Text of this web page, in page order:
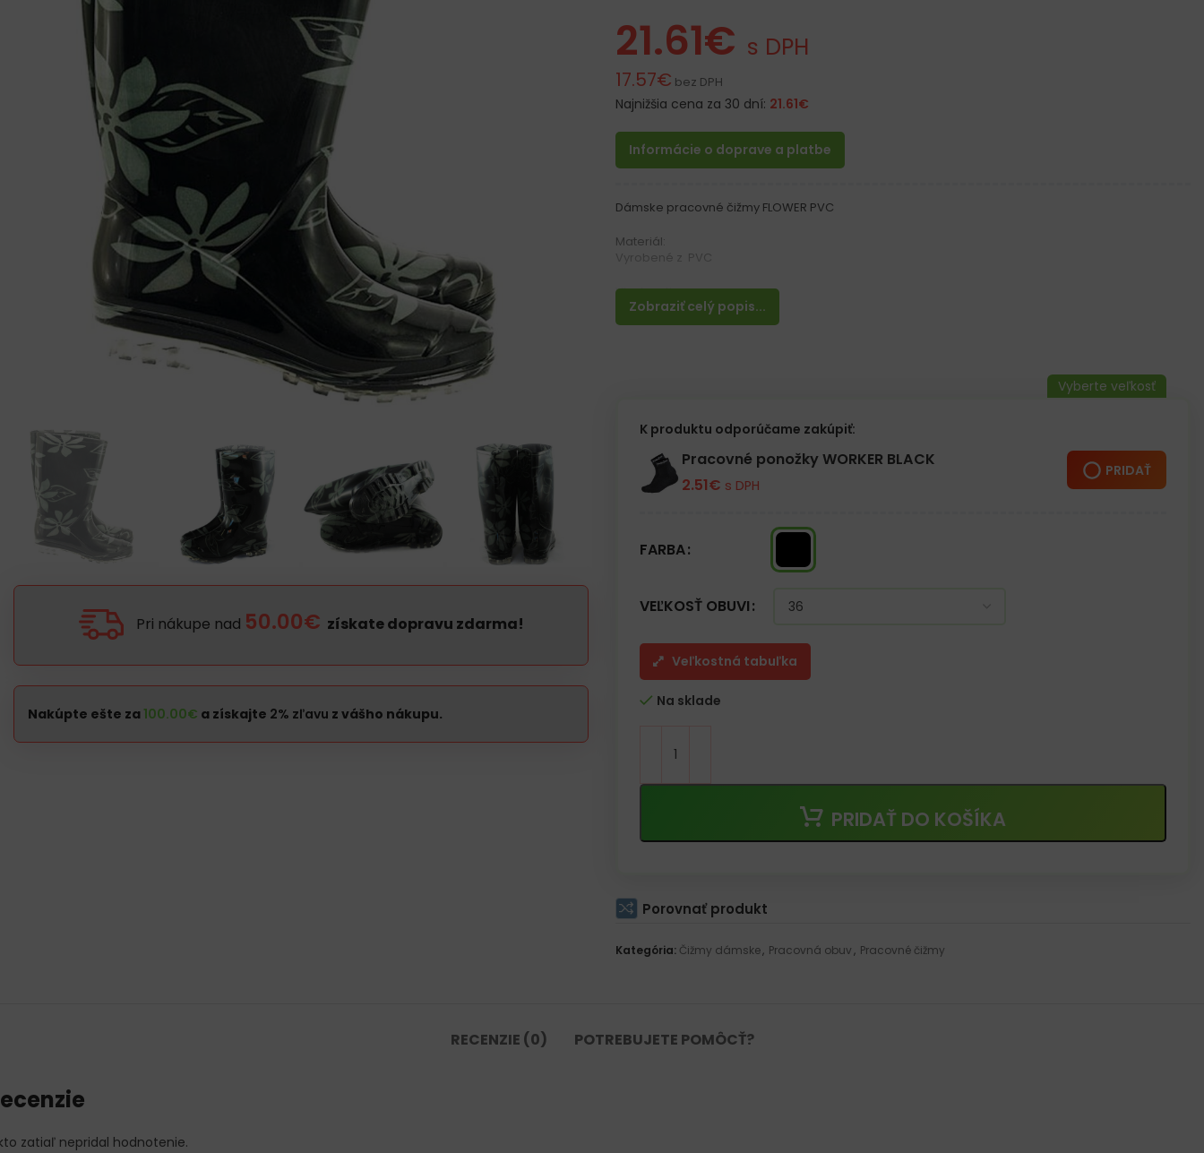
Pri nákupe nad 50.00€ získate dopravu zdarma!
Nakúpte ešte za 100.00€ a získajte 2% zľavu z vášho nákupu.
21.61€ s DPH
17.57€ bez DPH
Najnižšia cena za 30 dní: 21.61€
Informácie o doprave a platbe
Zobraziť celý popis...
Dámske pracovné čižmy FLOWER PVC
Materiál:
Vyrobené z PVC
Vlastnosti:
– Nepremokavé
K produktu odporúčame zakúpiť:
Pracovné ponožky WORKER BLACK
2.51€ s DPH
PRIDAŤ
FARBA
VEĽKOSŤ OBUVI
Veľkostná tabuľka
Na sklade
PRIDAŤ DO KOŠÍKA
Porovnať produkt
Kategória: Čižmy dámske, Pracovná obuv , Pracovné čižmy
RECENZIE (0) POTREBUJETE POMÔCŤ?
zatiaľ nepridal hodnotenie.